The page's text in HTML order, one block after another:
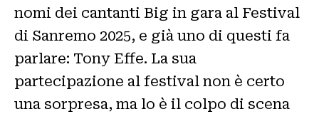
nomi dei cantanti Big in gara al Festival
di Sanremo 2025, e già uno di questi fa
parlare: Tony Effe. La sua
partecipazione al festival non è certo
una sorpresa, ma lo è il colpo di scena